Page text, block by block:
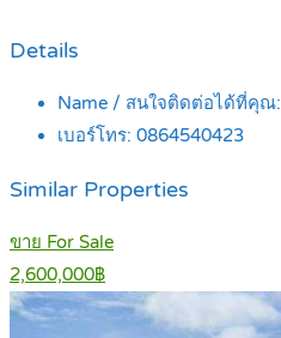
Details
Name / สนใจติดต่อได้ที่คุณ:
เบอร์โทร: 0864540423
Similar Properties
ขาย For Sale
2,600,000฿